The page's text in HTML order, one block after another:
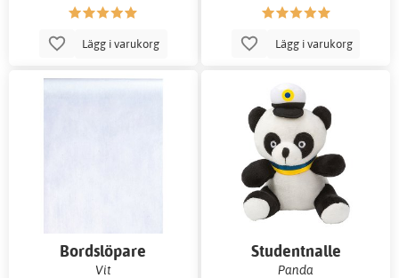
Lägg i varukorg Lägg i varukorg
Bordslöpare
Vit
Studentnalle
Panda